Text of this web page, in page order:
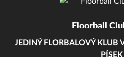
Floorball
JEDINÝ FLORBALOVÝ KLUB
PÍSEK